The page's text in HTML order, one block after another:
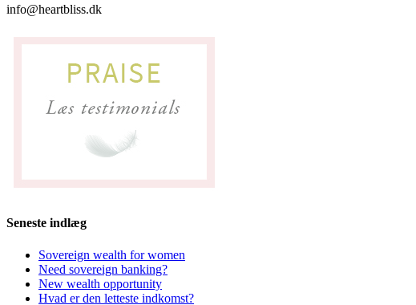
info@heartbliss.dk
Seneste indlæg
Sovereign wealth for women
Need sovereign banking?
New wealth opportunity
Hvad er den letteste indkomst?